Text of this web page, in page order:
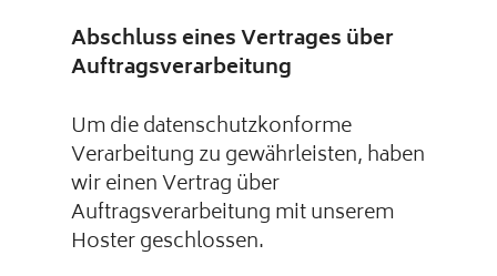
Abschluss eines Vertrages über
Auftragsverarbeitung
Um die datenschutzkonforme
Verarbeitung zu gewährleisten, haben
wir einen Vertrag über
Auftragsverarbeitung mit unserem
Hoster geschlossen.